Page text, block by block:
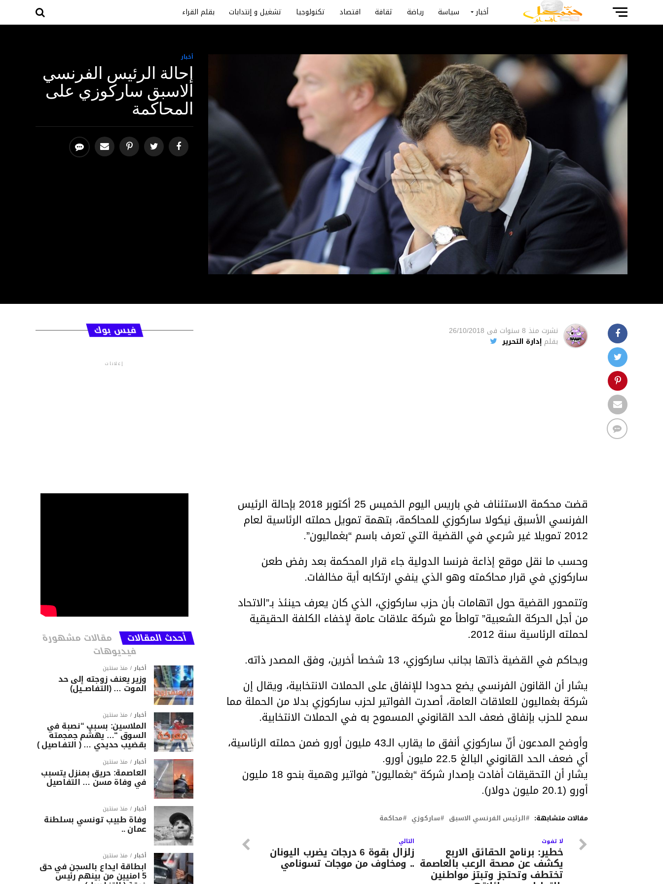
أخبار سياسة رياضة ثقافة اقتصاد تكنولوجيا تشغيل و إنتدابات بقلم القراء
أخبار
إحالة الرئيس الفرنسي
الاسبق ساركوزي على
المحاكمة
نشرت منذ 8 سنوات فى 26/10/2018
بقلم إدارة التحرير
قضت محكمة الاستئناف في باريس اليوم الخميس 25 أكتوبر 2018 بإحالة الرئيس
الفرنسي الأسبق نيكولا ساركوزي للمحاكمة، بتهمة تمويل حملته الرئاسية لعام
2012 تمويلا غير شرعي في القضية التي تعرف باسم “بغماليون”.
وحسب ما نقل موقع إذاعة فرنسا الدولية جاء قرار المحكمة بعد رفض طعن
ساركوزي في قرار محاكمته وهو الذي ينفي ارتكابه أية مخالفات.
وتتمحور القضية حول اتهامات بأن حزب ساركوزي، الذي كان يعرف حينئذ بـ”الاتحاد
من أجل الحركة الشعبية” تواطأ مع شركة علاقات عامة لإخفاء الكلفة الحقيقية
لحملته الرئاسية سنة 2012.
ويحاكم في القضية ذاتها بجانب ساركوزي، 13 شخصا أخرين، وفق المصدر ذاته.
يشار أن القانون الفرنسي يضع حدودا للإنفاق على الحملات الانتخابية، ويقال إن
شركة بغماليون للعلاقات العامة، أصدرت الفواتير لحزب ساركوزي بدلا من الحملة مما
سمح للحزب بإنفاق ضعف الحد القانوني المسموح به في الحملات الانتخابية.
وأوضح المدعون أنّ ساركوزي أنفق ما يقارب الـ43 مليون أورو ضمن حملته الرئاسية،
أي ضعف الحد القانوني البالغ 22.5 مليون أورو.
يشار أن التحقيقات أفادت بإصدار شركة “بغماليون” فواتير وهمية بنحو 18 مليون
أورو (20.1 مليون دولار).
مقالات متشابهة: الرئيس الفرنسي الاسبق ساركوزي محاكمة
التالي
زلزال بقوة 6 درجات يضرب اليونان
.. ومخاوف من موجات تسونامي
لا تفوت
خطير: برنامج الحقائق الاربع
يكشف عن مصحة الرعب بالعاصمة
تختطف وتحتجز وتبتز مواطنين
فيس بوك
إعلانات
أحدث المقالات مقالات مشهورة
فيديوهات
أخبار منذ سنتين
وزير يعنف زوجته إلى حد
الموت … (التفاصــيل)
أخبار منذ سنتين
الملاسين: بسبب “نصبة في
السوق “… يهشّم جمجمته
بقضيب حديدي … ( التفـاصيل )
أخبار منذ سنتين
العاصمة: حريق بمنزل يتسبب
في وفاة مسن … التفاصيل
أخبار منذ سنتين
وفاة طبيب تونسي بسلطنة
عمان ..
أخبار منذ سنتين
ابطاقة ايداع بالسجن في حق
5 امنيين من بينهم رئيس